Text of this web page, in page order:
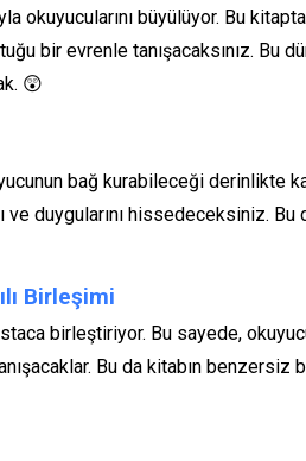
okuyucularını büyülüyor. Bu
bir evrenle tanışacaksınız. Bu
😲
bağ kurabileceği derinlikte
duygularını hissedeceksiniz.
Birleşimi
birleştiriyor. Bu sayede,
Bu da kitabın benzersiz